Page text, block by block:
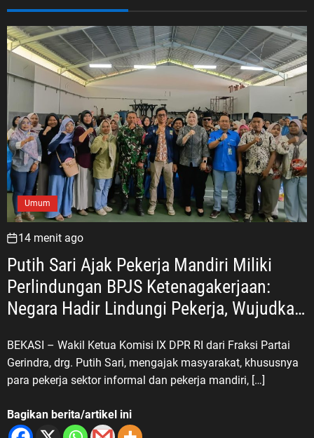
Umum
14 menit ago
Putih Sari Ajak Pekerja Mandiri Miliki
Perlindungan BPJS Ketenagakerjaan:
Negara Hadir Lindungi Pekerja, Wujudkan
BEKASI – Wakil Ketua Komisi IX DPR RI dari Fraksi Partai
Gerindra, drg. Putih Sari, mengajak masyarakat, khususnya
para pekerja sektor informal dan pekerja mandiri, […]
Bagikan berita/artikel ini